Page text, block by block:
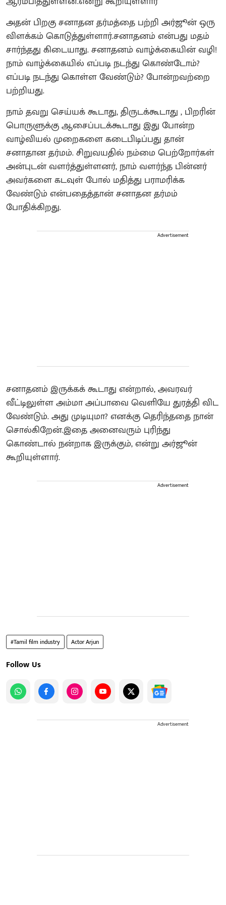
அதன் பிறகு சனாதன தர்மத்தை பற்றி அர்ஜூன் ஒரு
விளக்கம் கொடுத்துள்ளார்.சனாதனம் என்பது மதம்
சார்ந்தது கிடையாது. சனாதனம் வாழ்க்கையின் வழி!
நாம் வாழ்க்கையில் எப்படி நடந்து கொண்டோம்?
எப்படி நடந்து கொள்ள வேண்டும்? போன்றவற்றை
பற்றியது.
நாம் தவறு செய்யக் கூடாது, திருடக்கூடாது , பிறரின்
பொருளுக்கு ஆசைப்படக்கூடாது இது போன்ற
வாழ்வியல் முறைகளை கடைபிடிப்பது தான்
சனாதான தர்மம். சிறுவயதில் நம்மை பெற்றோர்கள்
அன்புடன் வளர்த்துள்ளனர், நாம் வளர்ந்த பின்னர்
அவர்களை கடவுள் போல் மதித்து பராமரிக்க
வேண்டும் என்பதைத்தான் சனாதன தர்மம்
போதிக்கிறது.
Advertisement
சனாதனம் இருக்கக் கூடாது என்றால், அவரவர்
வீட்டிலுள்ள அம்மா அப்பாவை வெளியே துரத்தி விட
வேண்டும். அது முடியுமா? எனக்கு தெரிந்ததை நான்
சொல்கிறேன்.இதை அனைவரும் புரிந்து
கொண்டால் நன்றாக இருக்கும், என்று அர்ஜூன்
கூறியுள்ளார்.
Advertisement
#Tamil film industry Actor Arjun
Follow Us
Advertisement